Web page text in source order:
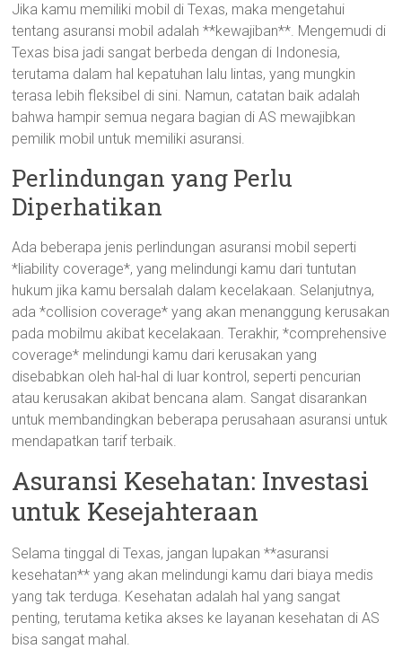
Jika kamu memiliki mobil di Texas, maka mengetahui
tentang asuransi mobil adalah **kewajiban**. Mengemudi di
Texas bisa jadi sangat berbeda dengan di Indonesia,
terutama dalam hal kepatuhan lalu lintas, yang mungkin
terasa lebih fleksibel di sini. Namun, catatan baik adalah
bahwa hampir semua negara bagian di AS mewajibkan
pemilik mobil untuk memiliki asuransi.
Perlindungan yang Perlu
Diperhatikan
Ada beberapa jenis perlindungan asuransi mobil seperti
*liability coverage*, yang melindungi kamu dari tuntutan
hukum jika kamu bersalah dalam kecelakaan. Selanjutnya,
ada *collision coverage* yang akan menanggung kerusakan
pada mobilmu akibat kecelakaan. Terakhir, *comprehensive
coverage* melindungi kamu dari kerusakan yang
disebabkan oleh hal-hal di luar kontrol, seperti pencurian
atau kerusakan akibat bencana alam. Sangat disarankan
untuk membandingkan beberapa perusahaan asuransi untuk
mendapatkan tarif terbaik.
Asuransi Kesehatan: Investasi
untuk Kesejahteraan
Selama tinggal di Texas, jangan lupakan **asuransi
kesehatan** yang akan melindungi kamu dari biaya medis
yang tak terduga. Kesehatan adalah hal yang sangat
penting, terutama ketika akses ke layanan kesehatan di AS
bisa sangat mahal.